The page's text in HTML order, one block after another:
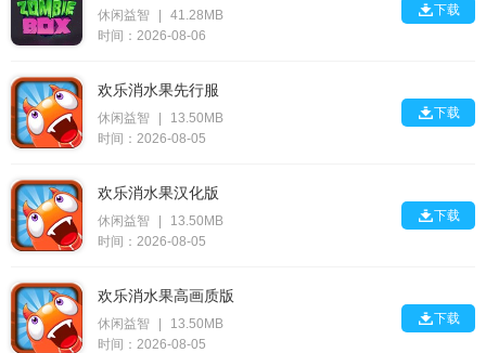
休闲益智
41.28MB
时间：2026-08-06
下载
欢乐消水果先行服
休闲益智
13.50MB
时间：2026-08-05
下载
欢乐消水果汉化版
休闲益智
13.50MB
时间：2026-08-05
下载
欢乐消水果高画质版
休闲益智
13.50MB
时间：2026-08-05
下载